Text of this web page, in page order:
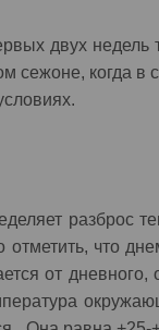
двух
сежоне, когда
что
от